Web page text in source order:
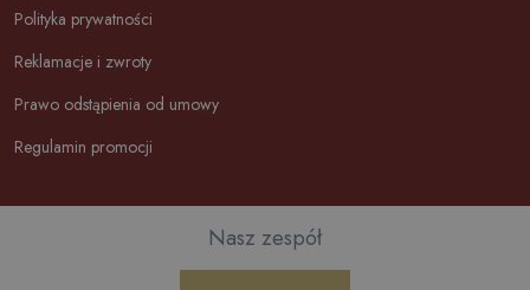
Polityka prywatności
Reklamacje i zwroty
Prawo odstąpienia od umowy
Regulamin promocji
Nasz zespół